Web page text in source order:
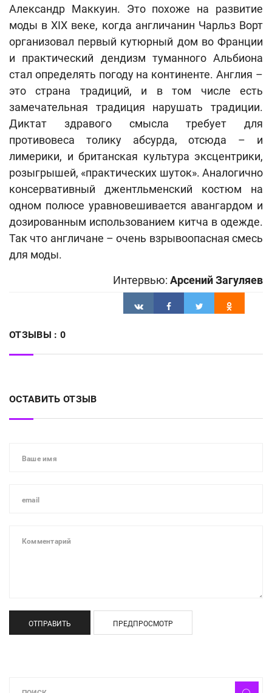
Александр Маккуин. Это похоже на развитие
моды в XIX веке, когда англичанин Чарльз Ворт
организовал первый кутюрный дом во Франции
и практический дендизм туманного Альбиона
стал определять погоду на континенте. Англия –
это страна традиций, и в том числе есть
замечательная традиция нарушать традиции.
Диктат здравого смысла требует для
противовеса толику абсурда, отсюда – и
лимерики, и британская культура эксцентрики,
розыгрышей, «практических шуток». Аналогично
консервативный джентльменский костюм на
одном полюсе уравновешивается авангардом и
дозированным использованием китча в одежде.
Так что англичане – очень взрывоопасная смесь
для моды.
Интервью: Арсений Загуляев
ОТЗЫВЫ : 0
ОСТАВИТЬ ОТЗЫВ
ОТПРАВИТЬ ПРЕДПРОСМОТР